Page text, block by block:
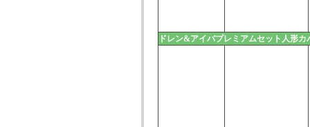
ドレン&アイバプレミアムセット人形カ